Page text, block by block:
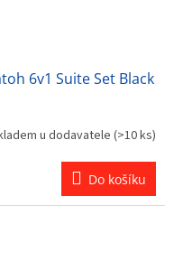
6v1 Suite Set Black
u dodavatele(>10 ks)
Do košíku